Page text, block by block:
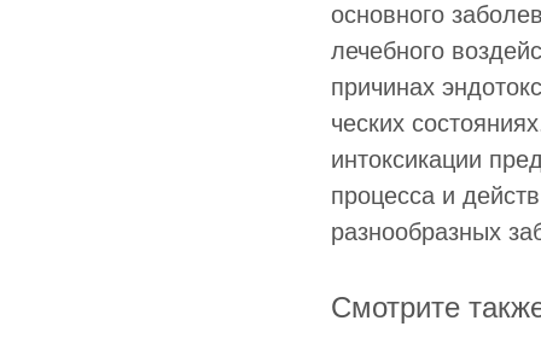
основного
лечебного
причинах
ческих
интоксикации
процесса и
разнообразных
Смотрите